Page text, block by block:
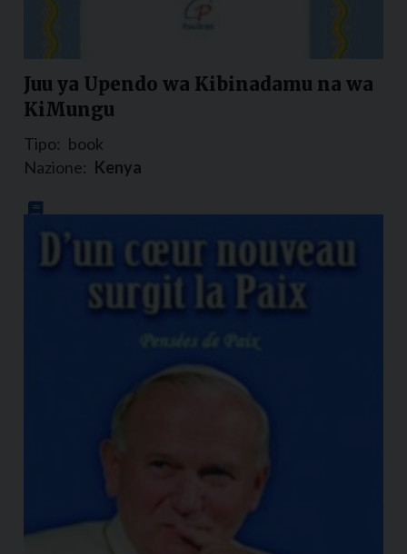
Juu ya Upendo wa Kibinadamu na wa
KiMungu
Tipo: book
Nazione: Kenya